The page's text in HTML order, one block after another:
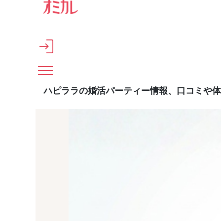
メインコンテンツへスキップ
ハピララの婚活パーティー情報、口コミや